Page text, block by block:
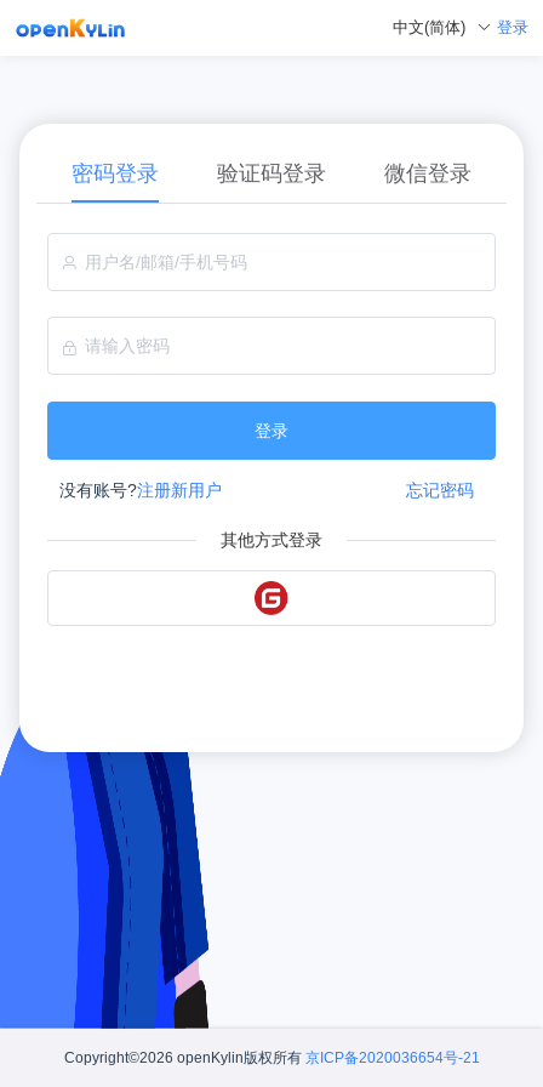
中文(简体) 登录
密码登录 验证码登录 微信登录
登录
没有账号?注册新用户 忘记密码
其他方式登录
Copyright©2026 openKylin版权所有 京ICP备2020036654号-21